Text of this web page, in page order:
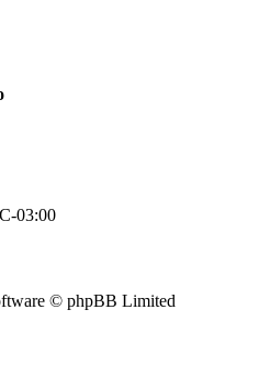
03:00
© phpBB Limited